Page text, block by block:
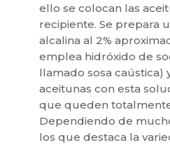
ello se colocan las
recipiente. Se prepara
alcalina al 2%
emplea hidróxido de
llamado sosa caústica)
aceitunas con esta
que queden
Dependiendo de
los que destaca la